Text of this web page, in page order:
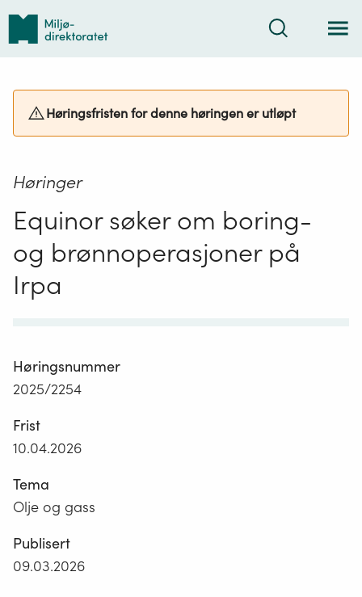
Tilbake
forsiden
Søk
Høringsfristen for denne høringen er utløpt
Høringer
Equinor søker om boring-
og brønnoperasjoner på
Irpa
Høringsnummer
2025/2254
Frist
10.04.2026
Tema
Olje og gass
Publisert
09.03.2026